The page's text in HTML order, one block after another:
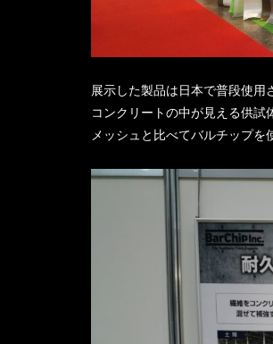
展示した製品は日本で普段使用
コンクリートの中が見える供
メッシュと比べてバルチップを